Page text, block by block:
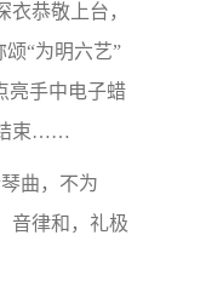
恭敬上台，
颂“为明六艺”
亮手中电子蜡
结束……
曲，不为
音律和，礼极